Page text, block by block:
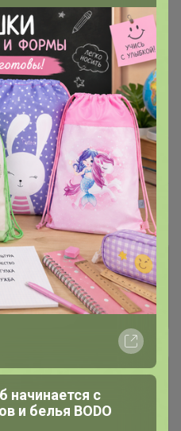
3.7K
Собрано
30 %
~ 5 дней
1 лот
1.5K
3.6K
начинается с
и белья BODO